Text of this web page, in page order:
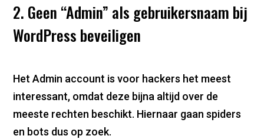
2. Geen “Admin” als gebruikersnaam bij
WordPress beveiligen
Het Admin account is voor hackers het meest
interessant, omdat deze bijna altijd over de
meeste rechten beschikt. Hiernaar gaan spiders
en bots dus op zoek.